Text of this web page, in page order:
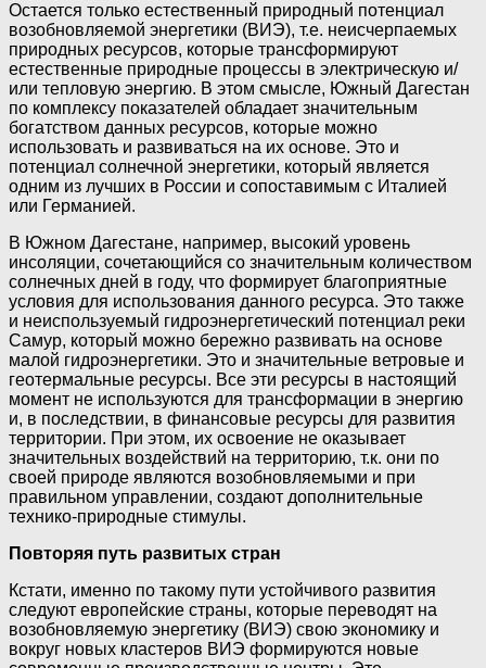
Остается только естественный природный потенциал
возобновляемой энергетики (ВИЭ), т.е. неисчерпаемых
природных ресурсов, которые трансформируют
естественные природные процессы в электрическую и/
или тепловую энергию. В этом смысле, Южный Дагестан
по комплексу показателей обладает значительным
богатством данных ресурсов, которые можно
использовать и развиваться на их основе. Это и
потенциал солнечной энергетики, который является
одним из лучших в России и сопоставимым с Италией
или Германией.
В Южном Дагестане, например, высокий уровень
инсоляции, сочетающийся со значительным количеством
солнечных дней в году, что формирует благоприятные
условия для использования данного ресурса. Это также
и неиспользуемый гидроэнергетический потенциал реки
Самур, который можно бережно развивать на основе
малой гидроэнергетики. Это и значительные ветровые и
геотермальные ресурсы. Все эти ресурсы в настоящий
момент не используются для трансформации в энергию
и, в последствии, в финансовые ресурсы для развития
территории. При этом, их освоение не оказывает
значительных воздействий на территорию, т.к. они по
своей природе являются возобновляемыми и при
правильном управлении, создают дополнительные
технико-природные стимулы.
Повторяя путь развитых стран
Кстати, именно по такому пути устойчивого развития
следуют европейские страны, которые переводят на
возобновляемую энергетику (ВИЭ) свою экономику и
вокруг новых кластеров ВИЭ формируются новые